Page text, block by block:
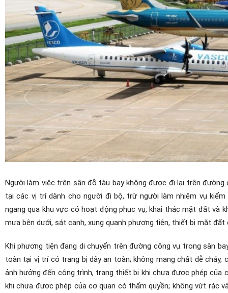
Người làm việc trên sân đỗ tàu bay không được đi lại trên
tại các vị trí dành cho người đi bộ, trừ người làm nhiệm vụ
ngang qua khu vực có hoạt động phục vụ, khai thác mặt đất và
mưa bên dưới, sát cạnh, xung quanh phương tiện, thiết bị mặt
Khi phương tiện đang di chuyển trên đường công vụ trong sân
toàn tại vị trí có trang bị dây an toàn; không mang chất dễ
ảnh hưởng đến công trình, trang thiết bị khi chưa được phép
khi chưa được phép của cơ quan có thẩm quyền; không vứt rác